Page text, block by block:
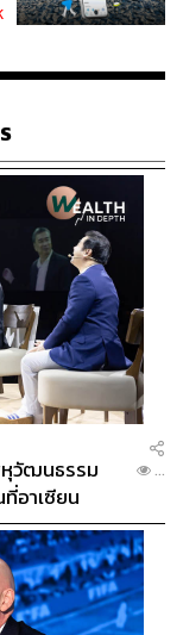
วัฒนธรรม
อาเซียน
...